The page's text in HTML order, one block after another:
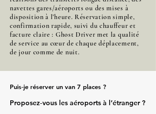
navettes gares/aéroports ou des mises à
disposition à l’heure. Réservation simple,
confirmation rapide, suivi du chauffeur et
facture claire : Ghost Driver met la qualité
de service au cœur de chaque déplacement,
de jour comme de nuit.
Puis‑je réserver un van 7 places ?
Proposez‑vous les aéroports à l’étranger ?